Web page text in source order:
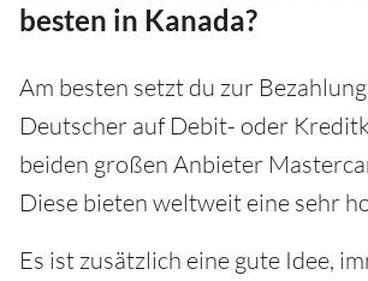
besten in Kanada?
Am besten setzt du zur
Deutscher auf Debit- oder
beiden großen Anbieter
Diese bieten weltweit eine sehr
Es ist zusätzlich eine gute Idee,